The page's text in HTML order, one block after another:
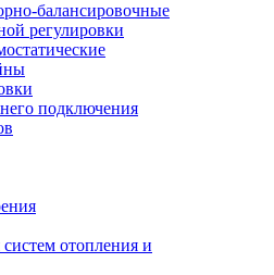
балансировочные
регулировки
подключения
отопления и